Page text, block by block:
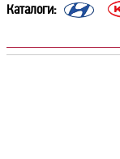
Каталоги: